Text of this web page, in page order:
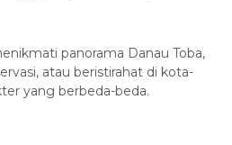
panorama Danau Toba,
atau beristirahat di kota-
yang berbeda-beda.